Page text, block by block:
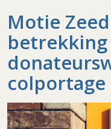
Motie
colportage